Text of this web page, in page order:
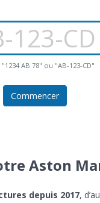
AB 78" ou "AB-123-CD"
Commencer
Aston
depuis 2017,